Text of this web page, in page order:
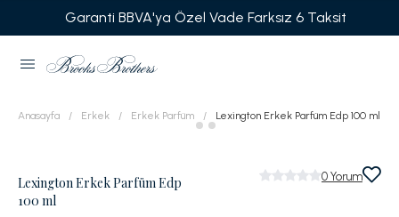
Garanti BBVA'ya Özel Vade Farksız 6 Taksit
Anasayfa Erkek Erkek Parfüm Lexington Erkek Parfüm Edp 100 ml
Lexington Erkek Parfüm Edp
100 ml
0 Yorum